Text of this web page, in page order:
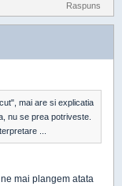
Raspuns
mai are si explicatia
nu se prea potriveste.
...
mai plangem atata